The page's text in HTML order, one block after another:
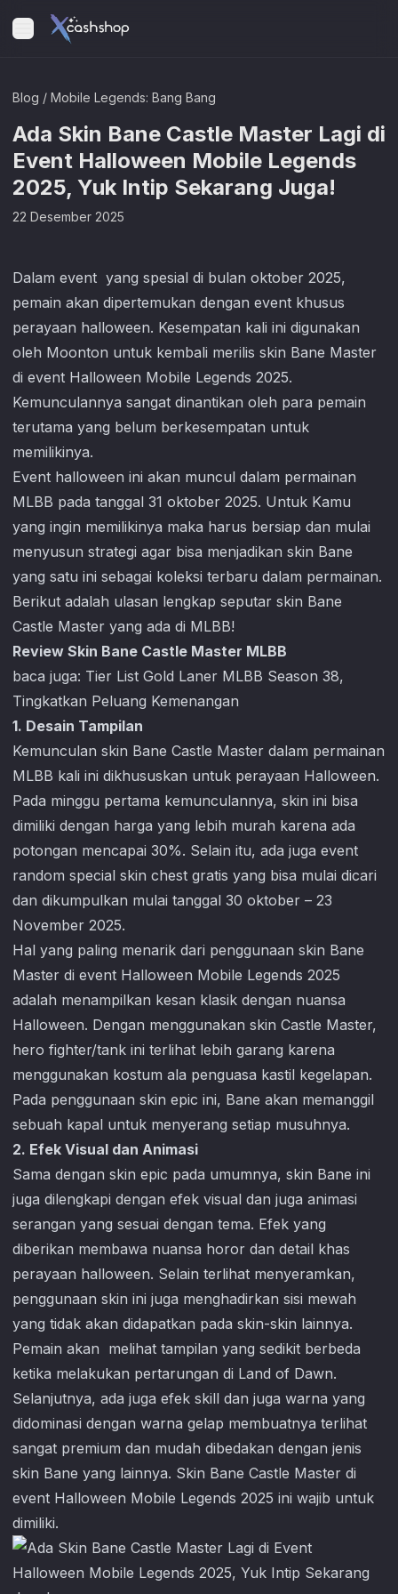
Blog / Mobile Legends: Bang Bang
Ada Skin Bane Castle Master Lagi di
Event Halloween Mobile Legends
2025, Yuk Intip Sekarang Juga!
22 Desember 2025
Dalam event yang spesial di bulan oktober 2025,
pemain akan dipertemukan dengan event khusus
perayaan halloween. Kesempatan kali ini digunakan
oleh Moonton untuk kembali merilis skin Bane Master
di event Halloween Mobile Legends 2025.
Kemunculannya sangat dinantikan oleh para pemain
terutama yang belum berkesempatan untuk
memilikinya.
Event halloween ini akan muncul dalam permainan
MLBB pada tanggal 31 oktober 2025. Untuk Kamu
yang ingin memilikinya maka harus bersiap dan mulai
menyusun strategi agar bisa menjadikan skin Bane
yang satu ini sebagai koleksi terbaru dalam permainan.
Berikut adalah ulasan lengkap seputar skin Bane
Castle Master yang ada di MLBB!
Review Skin Bane Castle Master MLBB
baca juga: Tier List Gold Laner MLBB Season 38,
Tingkatkan Peluang Kemenangan
1. Desain Tampilan
Kemunculan skin Bane Castle Master dalam permainan
MLBB kali ini dikhususkan untuk perayaan Halloween.
Pada minggu pertama kemunculannya, skin ini bisa
dimiliki dengan harga yang lebih murah karena ada
potongan mencapai 30%. Selain itu, ada juga event
random special skin chest gratis yang bisa mulai dicari
dan dikumpulkan mulai tanggal 30 oktober – 23
November 2025.
Hal yang paling menarik dari penggunaan skin Bane
Master di event Halloween Mobile Legends 2025
adalah menampilkan kesan klasik dengan nuansa
Halloween. Dengan menggunakan skin Castle Master,
hero fighter/tank ini terlihat lebih garang karena
menggunakan kostum ala penguasa kastil kegelapan.
Pada penggunaan skin epic ini, Bane akan memanggil
sebuah kapal untuk menyerang setiap musuhnya.
2. Efek Visual dan Animasi
Sama dengan skin epic pada umumnya, skin Bane ini
juga dilengkapi dengan efek visual dan juga animasi
serangan yang sesuai dengan tema. Efek yang
diberikan membawa nuansa horor dan detail khas
perayaan halloween. Selain terlihat menyeramkan,
penggunaan skin ini juga menghadirkan sisi mewah
yang tidak akan didapatkan pada skin-skin lainnya.
Pemain akan melihat tampilan yang sedikit berbeda
ketika melakukan pertarungan di Land of Dawn.
Selanjutnya, ada juga efek skill dan juga warna yang
didominasi dengan warna gelap membuatnya terlihat
sangat premium dan mudah dibedakan dengan jenis
skin Bane yang lainnya. Skin Bane Castle Master di
event Halloween Mobile Legends 2025 ini wajib untuk
dimiliki.